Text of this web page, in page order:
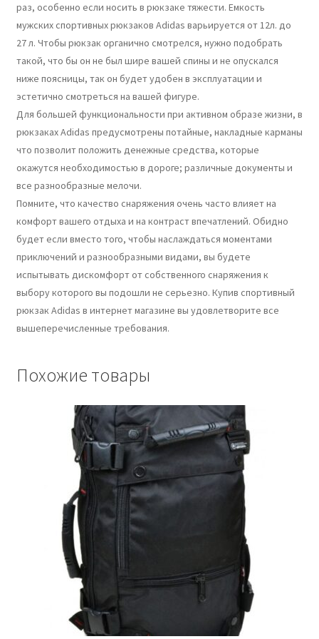
раз, особенно если носить в рюкзаке тяжести. Емкость
мужских спортивных рюкзаков Adidas варьируется от 12л. до
27 л. Чтобы рюкзак органично смотрелся, нужно подобрать
такой, что бы он не был шире вашей спины и не опускался
ниже поясницы, так он будет удобен в эксплуатации и
эстетично смотреться на вашей фигуре.
Для большей функциональности при активном образе жизни, в
рюкзаках Adidas предусмотрены потайные, накладные карманы
что позволит положить денежные средства, которые
окажутся необходимостью в дороге; различные документы и
все разнообразные мелочи.
Помните, что качество снаряжения очень часто влияет на
комфорт вашего отдыха и на контраст впечатлений. Обидно
будет если вместо того, чтобы наслаждаться моментами
приключений и разнообразными видами, вы будете
испытывать дискомфорт от собственного снаряжения к
выбору которого вы подошли не серьезно. Купив спортивный
рюкзак Adidas в интернет магазине вы удовлетворите все
вышеперечисленные требования.
Похожие товары